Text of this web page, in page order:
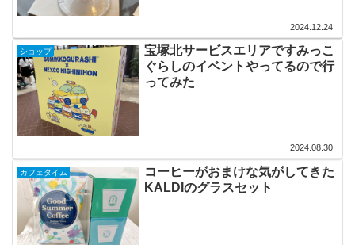
2024.12.24
ショップ
宝塚北サービスエリアですみっこ
ぐらしのイベントやってるので行
ってみた
2024.08.30
カフェタイム
コーヒーがおまけな気がしてきた
KALDIのグラスセット